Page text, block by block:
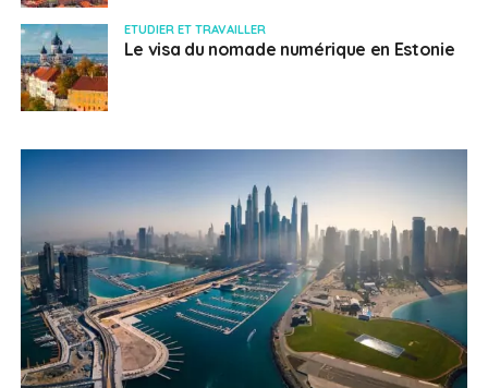
ETUDIER ET TRAVAILLER
Le visa du nomade numérique en Estonie